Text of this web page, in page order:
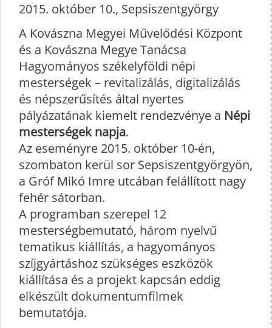
2015. október 10., Sepsiszentgyörgy
A Kovászna Megyei Művelődési Központ
és a Kovászna Megye Tanácsa
Hagyományos székelyföldi népi
mesterségek – revitalizálás, digitalizálás
és népszerűsítés által nyertes
pályázatának kiemelt rendezvénye a Népi
mesterségek napja.
Az eseményre 2015. október 10-én,
szombaton kerül sor Sepsiszentgyörgyön,
a Gróf Mikó Imre utcában felállított nagy
fehér sátorban.
A programban szerepel 12
mesterségbemutató, három nyelvű
tematikus kiállítás, a hagyományos
szíjgyártáshoz szükséges eszközök
kiállítása és a projekt kapcsán eddig
elkészült dokumentumfilmek
bemutatója.